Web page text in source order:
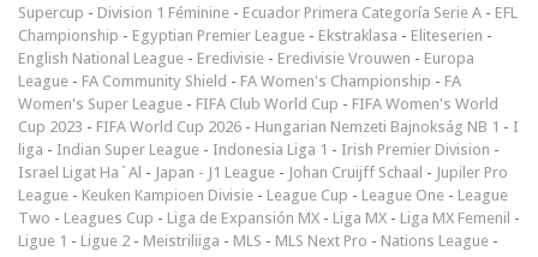
Supercup - Division 1 Féminine - Ecuador Primera Categoría Serie A - EFL
Championship - Egyptian Premier League - Ekstraklasa - Eliteserien -
English National League - Eredivisie - Eredivisie Vrouwen - Europa
League - FA Community Shield - FA Women's Championship - FA
Women's Super League - FIFA Club World Cup - FIFA Women's World
Cup 2023 - FIFA World Cup 2026 - Hungarian Nemzeti Bajnokság NB 1 - I
liga - Indian Super League - Indonesia Liga 1 - Irish Premier Division -
Israel Ligat Ha`Al - Japan - J1 League - Johan Cruijff Schaal - Jupiler Pro
League - Keuken Kampioen Divisie - League Cup - League One - League
Two - Leagues Cup - Liga de Expansión MX - Liga MX - Liga MX Femenil -
Ligue 1 - Ligue 2 - Meistriliiga - MLS - MLS Next Pro - Nations League -